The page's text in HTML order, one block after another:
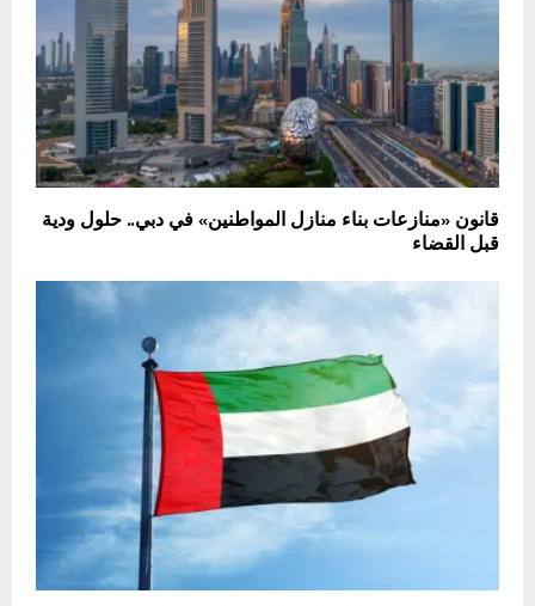
قانون «منازعات بناء منازل المواطنين» في دبي.. حلول ودية
قبل القضاء